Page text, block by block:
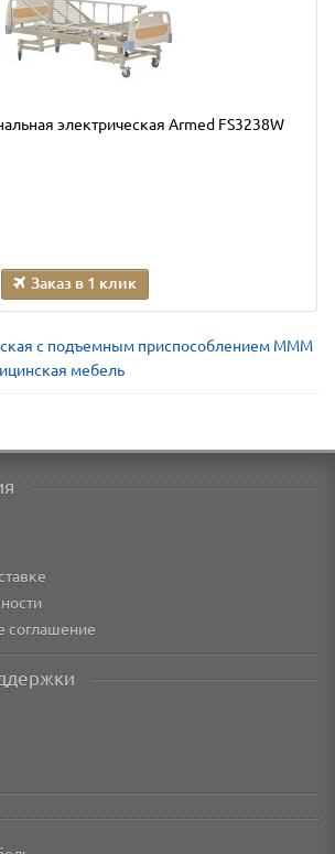
электрическая Armed FS3238W
Заказ в 1 клик
с подъемным приспособлением МММ
мебель
соглашение